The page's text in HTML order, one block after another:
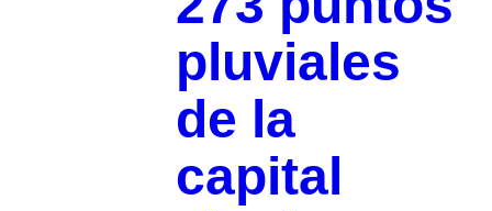
pluviales
de la
capital